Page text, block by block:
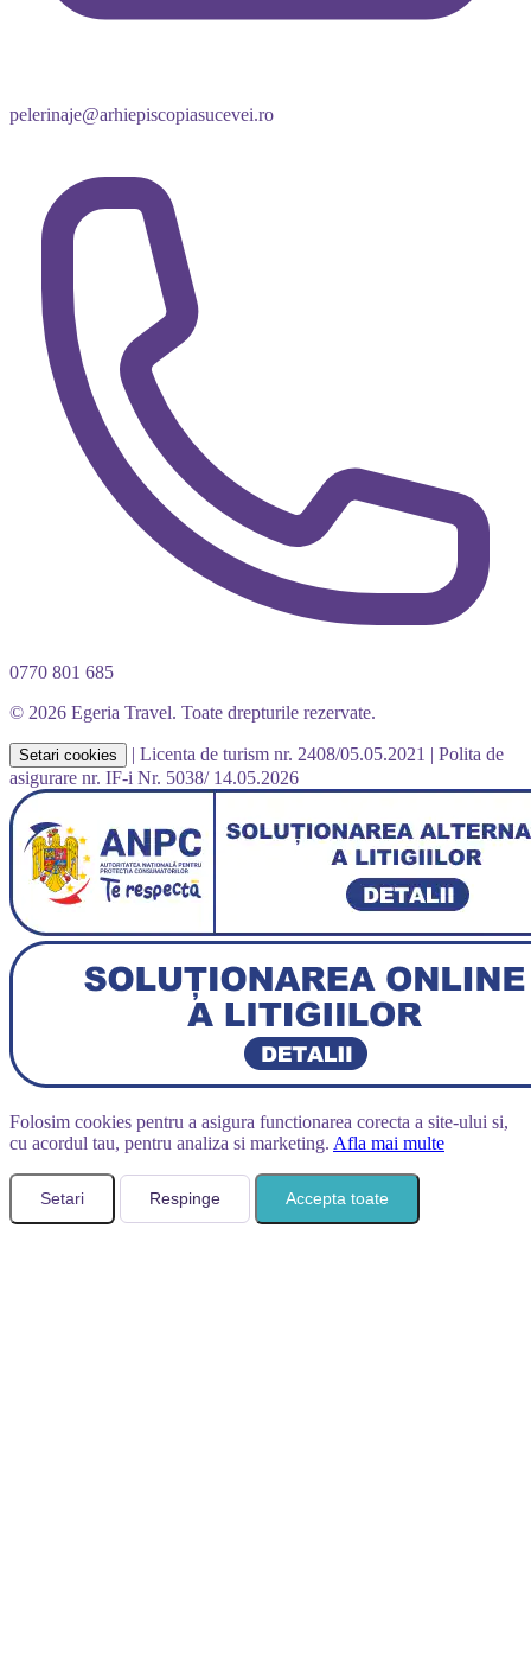
pelerinaje@arhiepiscopiasucevei.ro
0770 801 685
© 2026 Egeria Travel. Toate drepturile rezervate.
Setari cookies | Licenta de turism nr. 2408/05.05.2021 | Polita de
asigurare nr. IF-i Nr. 5038/ 14.05.2026
Folosim cookies pentru a asigura functionarea corecta a site-ului si,
cu acordul tau, pentru analiza si marketing. Afla mai multe
Setari Respinge Accepta toate